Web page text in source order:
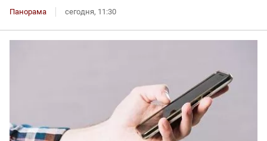
Панорама сегодня, 11:30